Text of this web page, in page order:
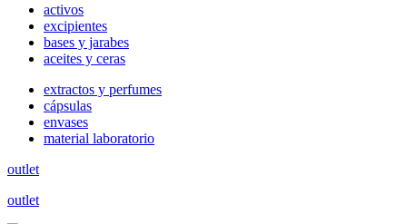
activos
excipientes
bases y jarabes
aceites y ceras
extractos y perfumes
cápsulas
envases
material laboratorio
outlet
outlet